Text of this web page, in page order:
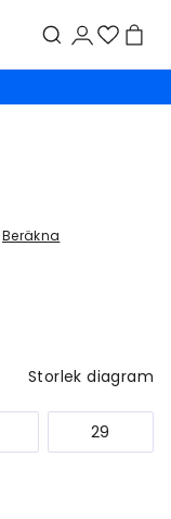
Beräkna
Storlek diagram
29